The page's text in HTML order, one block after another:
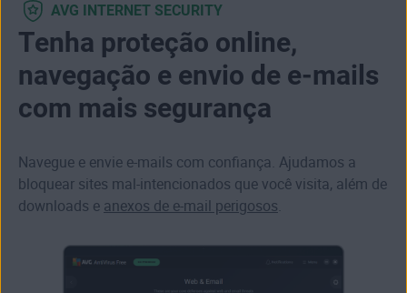
AVG INTERNET SECURITY
Tenha proteção online,
navegação e envio de e-mails
com mais segurança
Navegue e envie e-mails com confiança. Ajudamos a
bloquear sites mal-intencionados que você visita, além de
downloads e anexos de e-mail perigosos